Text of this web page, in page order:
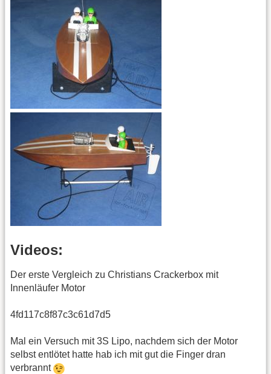
Videos:
Der erste Vergleich zu Christians Crackerbox mit
Innenläufer Motor
4fd117c8f87c3c61d7d5
Mal ein Versuch mit 3S Lipo, nachdem sich der Motor
selbst entlötet hatte hab ich mit gut die Finger dran
verbrannt